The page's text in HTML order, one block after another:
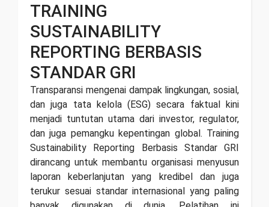
TRAINING
SUSTAINABILITY
REPORTING BERBASIS
STANDAR GRI
Transparansi mengenai dampak lingkungan, sosial,
dan juga tata kelola (ESG) secara faktual kini
menjadi tuntutan utama dari investor, regulator,
dan juga pemangku kepentingan global. Training
Sustainability Reporting Berbasis Standar GRI
dirancang untuk membantu organisasi menyusun
laporan keberlanjutan yang kredibel dan juga
terukur sesuai standar internasional yang paling